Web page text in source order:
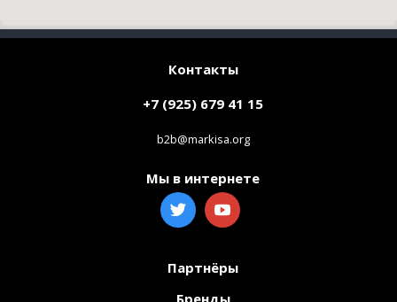
Контакты
+7 (925) 679 41 15
b2b@markisa.org
Мы в интернете
Партнёры
Бренды